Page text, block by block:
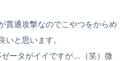
貫通攻撃なのでこやつをからめ
と思います。
ータがイイですが…（笑）微